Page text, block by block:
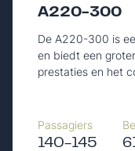
A220-300
De A220-300 is
en biedt een
prestaties en het
Passagiers
140-145